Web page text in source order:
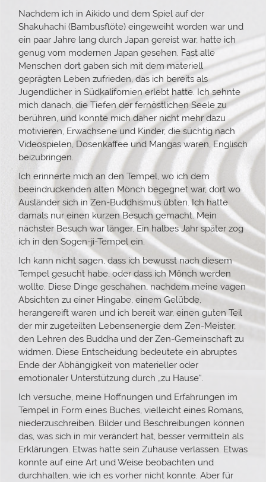
Nachdem ich in Aikido und dem Spiel auf der
Shakuhachi (Bambusflöte) eingeweiht worden war und
ein paar Jahre lang durch Japan gereist war, hatte ich
genug vom modernen Japan gesehen. Fast alle
Menschen dort gaben sich mit dem materiell
geprägten Leben zufrieden, das ich bereits als
Jugendlicher in Südkalifornien erlebt hatte. Ich sehnte
mich danach, die Tiefen der fernöstlichen Seele zu
berühren, und konnte mich daher nicht mehr dazu
motivieren, Erwachsene und Kinder, die süchtig nach
Videospielen, Dosenkaffee und Mangas waren, Englisch
beizubringen.
Ich erinnerte mich an den Tempel, wo ich dem
beeindruckenden alten Mönch begegnet war, dort wo
Ausländer sich in Zen-Buddhismus übten. Ich hatte
damals nur einen kurzen Besuch gemacht. Mein
nächster Besuch war länger. Ein halbes Jahr später zog
ich in den Sogen-ji-Tempel ein.
Ich kann nicht sagen, dass ich bewusst nach diesem
Tempel gesucht habe, oder dass ich Mönch werden
wollte. Diese Dinge geschahen, nachdem meine vagen
Absichten zu einer Hingabe, einem Gelübde,
herangereift waren und ich bereit war, einen guten Teil
der mir zugeteilten Lebensenergie dem Zen-Meister,
den Lehren des Buddha und der Zen-Gemeinschaft zu
widmen. Diese Entscheidung bedeutete ein abruptes
Ende der Abhängigkeit von materieller oder
emotionaler Unterstützung durch „zu Hause“.
Ich versuche, meine Hoffnungen und Erfahrungen im
Tempel in Form eines Buches, vielleicht eines Romans,
niederzuschreiben. Bilder und Beschreibungen können
das, was sich in mir verändert hat, besser vermitteln als
Erklärungen. Etwas hatte sein Zuhause verlassen. Etwas
konnte auf eine Art und Weise beobachten und
durchhalten, wie ich es vorher nicht konnte. Aber für